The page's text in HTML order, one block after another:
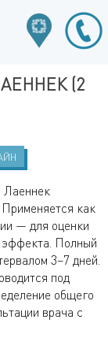
(2
Лаеннек
как
— для оценки
эффекта. Полный
3–7 дней.
под
общего
врача с